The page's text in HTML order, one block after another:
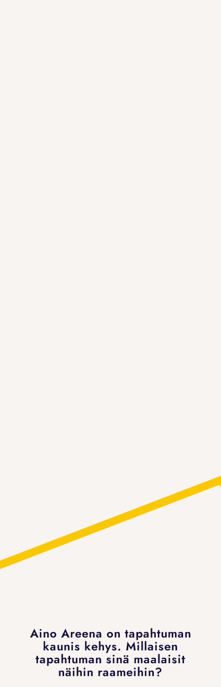
Aino Areena on tapahtuman
kaunis kehys. Millaisen
tapahtuman sinä maalaisit
näihin raameihin?